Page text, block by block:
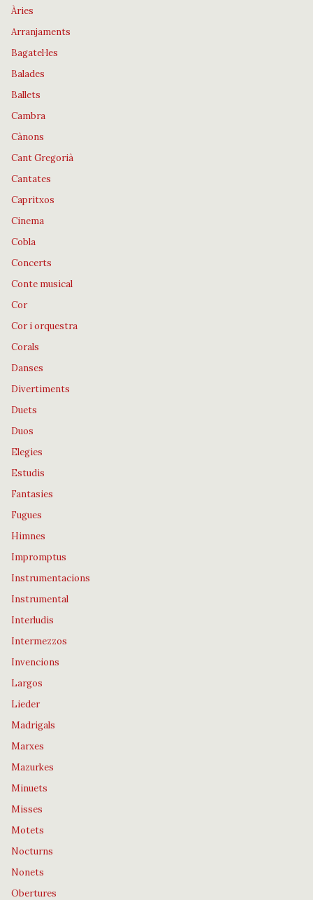
Àries
Arranjaments
Bagatel·les
Balades
Ballets
Cambra
Cànons
Cant Gregorià
Cantates
Capritxos
Cinema
Cobla
Concerts
Conte musical
Cor
Cor i orquestra
Corals
Danses
Divertiments
Duets
Duos
Elegies
Estudis
Fantasies
Fugues
Himnes
Impromptus
Instrumentacions
Instrumental
Interludis
Intermezzos
Invencions
Largos
Lieder
Madrigals
Marxes
Mazurkes
Minuets
Misses
Motets
Nocturns
Nonets
Obertures